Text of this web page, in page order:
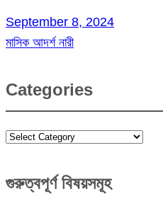
September 8, 2024
মাসিক আদর্শ নারী
Categories
Categories
গুরুত্বপূর্ণ বিষয়সমূহ